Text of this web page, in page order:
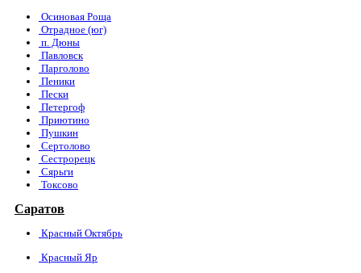
Осиновая Роща
Отрадное (юг)
п. Дюны
Павловск
Парголово
Пеники
Пески
Петергоф
Приютино
Пушкин
Сертолово
Сестрорецк
Сярьги
Токсово
Саратов
Красный Октябрь
Красный Яр